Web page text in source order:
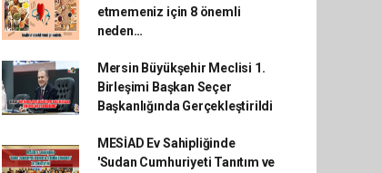
etmemeniz için 8 önemli
neden…
Mersin Büyükşehir Meclisi 1.
Birleşimi Başkan Seçer
Başkanlığında Gerçekleştirildi
MESİAD Ev Sahipliğinde
'Sudan Cumhuriyeti Tanıtım ve